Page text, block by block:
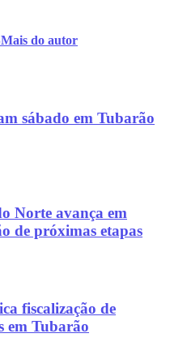
Mais do autor
sábado em Tubarão
Norte avança em
de próximas etapas
fiscalização de
em Tubarão